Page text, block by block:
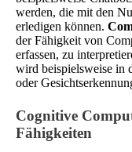
werden, die mit den
erledigen können.
der Fähigkeit von
erfassen, zu
wird beispielsweise in
oder
Cognitive
Fähigkeiten